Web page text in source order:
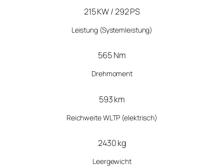
215 KW / 292 PS
Leistung(Systemleistung)
565 Nm
Drehmoment
593 km
Reichweite WLTP (elektrisch)
2430 kg
Leergewicht